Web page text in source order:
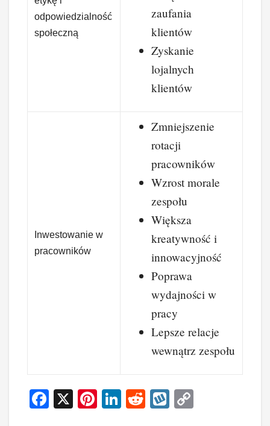
odpowiedzialność
społeczną
zaufania
klientów
Zyskanie
lojalnych
klientów
Inwestowanie w
pracowników
Zmniejszenie
rotacji
pracowników
Wzrost morale
zespołu
Większa
kreatywność i
innowacyjność
Poprawa
wydajności w
pracy
Lepsze relacje
wewnątrz zespołu
F
X
Pi
Li
R
W